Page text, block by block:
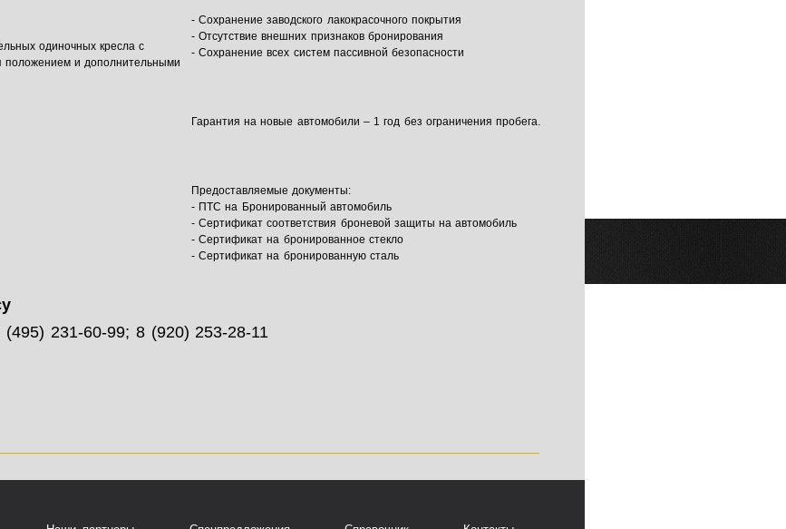
одиночных кресла с
положением и дополнительными
- Сохранение заводского лакокрасочного покрытия
- Отсутствие внешних признаков бронирования
- Сохранение всех систем пассивной безопасности
Гарантия на новые автомобили – 1 год без ограничения пробега.
Предоставляемые документы:
- ПТС на Бронированный автомобиль
- Сертификат соответствия броневой защиты на автомобиль
- Сертификат на бронированное стекло
- Сертификат на бронированную сталь
(495) 231-60-99; 8 (920) 253-28-11